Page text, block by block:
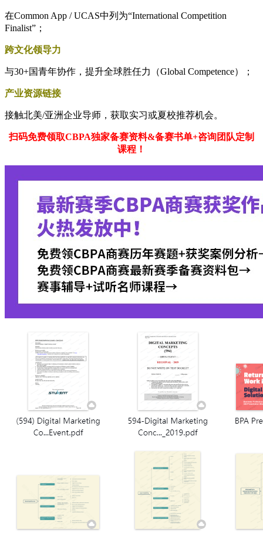
在Common App / UCAS中列为“International Competition
Finalist”；
跨文化领导力
与30+国青年协作，提升全球胜任力（Global Competence）；
产业资源链接
接触北美/亚洲企业导师，获取实习或夏校推荐机会。
扫码免费领取CBPA独家备赛资料&备赛书单+咨询团队定制
课程！